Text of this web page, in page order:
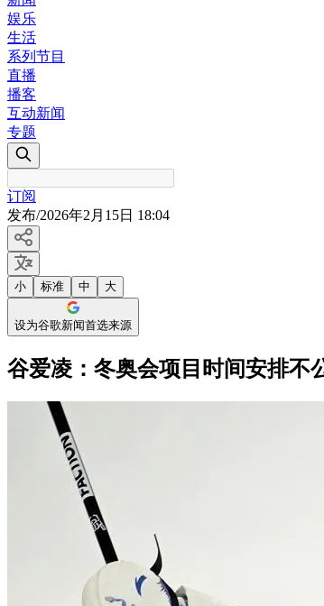
娱乐
生活
系列节目
直播
播客
互动新闻
专题
订阅
发布/2026年2月15日 18:04
小 标准 中 大
设为谷歌新闻首选来源
谷爱凌：冬奥会项目时间安排不